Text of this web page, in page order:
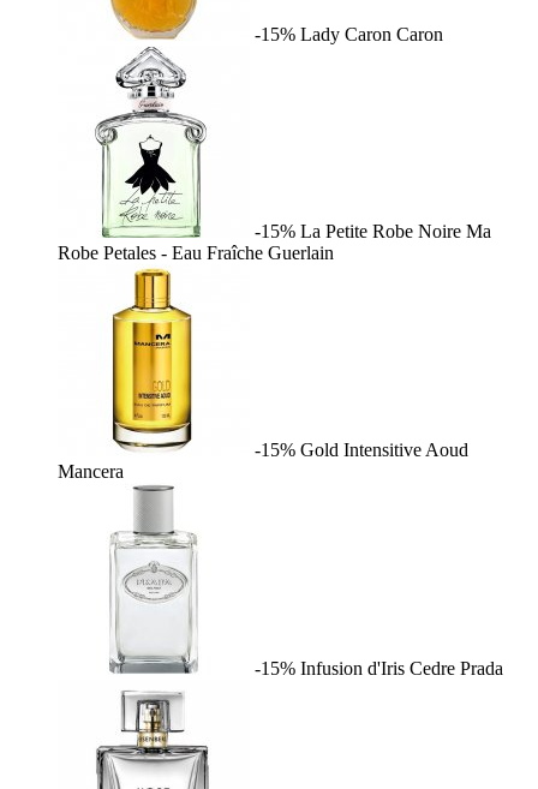
-15% Lady Caron Caron
-15% La Petite Robe Noire Ma
Robe Petales - Eau Fraîche Guerlain
-15% Gold Intensitive Aoud
Mancera
-15% Infusion d'Iris Cedre Prada